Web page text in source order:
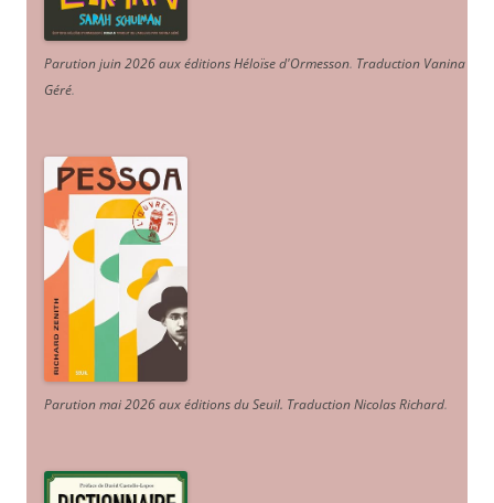
Parution juin 2026 aux éditions Héloïse d'Ormesson. Traduction Vanina
Géré.
Parution mai 2026 aux éditions du Seuil. Traduction Nicolas Richard.